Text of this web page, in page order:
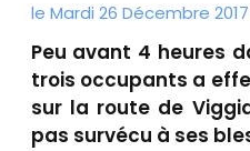
le Mardi 26 Décembre
Peu avant 4 heures
trois occupants a
sur la route de
pas survécu à ses